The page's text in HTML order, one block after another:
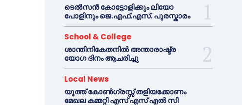
ടെൽസൻ കോട്ടോളിക്കും ലിയോ
പോളിനും ജെ.എഫ്.എസ്. പുരസ്കാരം
School & College
ശാന്തിനികേതനിൽ അന്താരാഷ്ട്ര
യോഗ ദിനം ആചരിച്ചു
Local News
യൂത്ത് കോൺഗ്രസ്സ് തളിയക്കോണം
മേഖല കമ്മറ്റി എസ് എസ് എൽ സി